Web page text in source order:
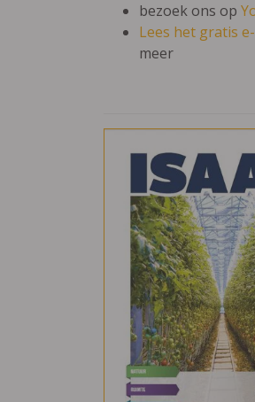
bezoek ons op
Lees het gratis
meer